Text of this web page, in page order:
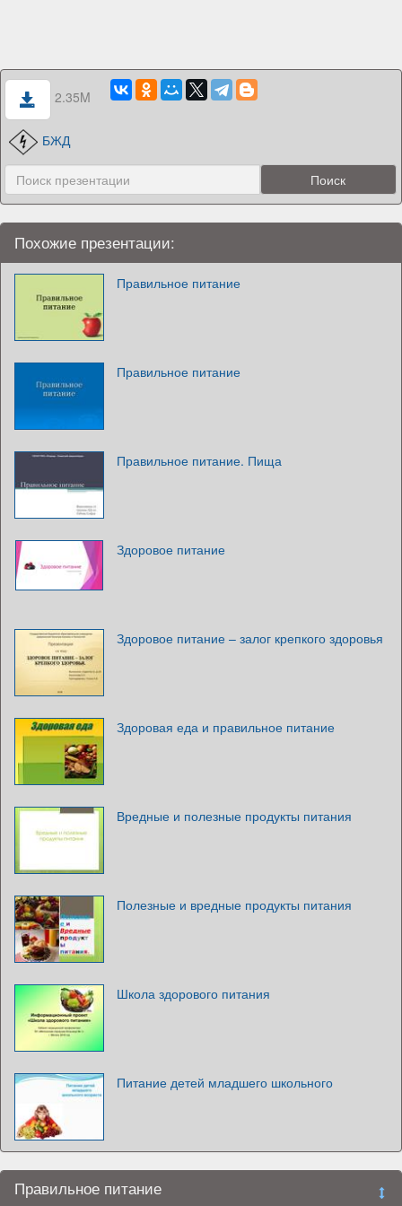
2.35M
БЖД
Похожие презентации:
Правильное питание
Правильное питание
Правильное питание. Пища
Здоровое питание
Здоровое питание – залог крепкого здоровья
Здоровая еда и правильное питание
Вредные и полезные продукты питания
Полезные и вредные продукты питания
Школа здорового питания
Питание детей младшего школьного
Правильное питание